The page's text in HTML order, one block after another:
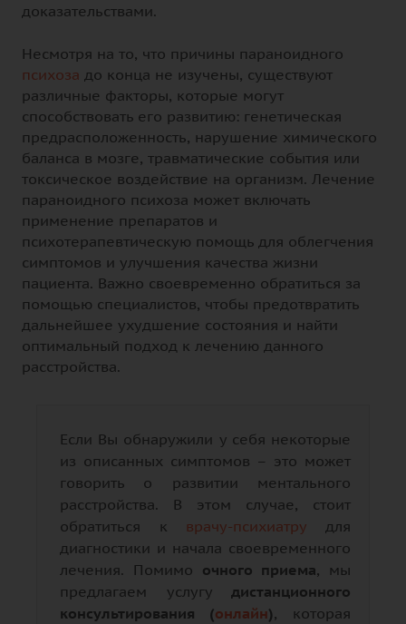
доказательствами.
Несмотря на то, что причины параноидного
психоза до конца не изучены, существуют
различные факторы, которые могут
способствовать его развитию: генетическая
предрасположенность, нарушение химического
баланса в мозге, травматические события или
токсическое воздействие на организм. Лечение
параноидного психоза может включать
применение препаратов и
психотерапевтическую помощь для облегчения
симптомов и улучшения качества жизни
пациента. Важно своевременно обратиться за
помощью специалистов, чтобы предотвратить
дальнейшее ухудшение состояния и найти
оптимальный подход к лечению данного
расстройства.
Если Вы обнаружили у себя некоторые
из описанных симптомов – это может
говорить о развитии ментального
расстройства. В этом случае, стоит
обратиться к врачу-психиатру для
диагностики и начала своевременного
лечения. Помимо очного приема, мы
предлагаем услугу дистанционного
консультирования (онлайн), которая